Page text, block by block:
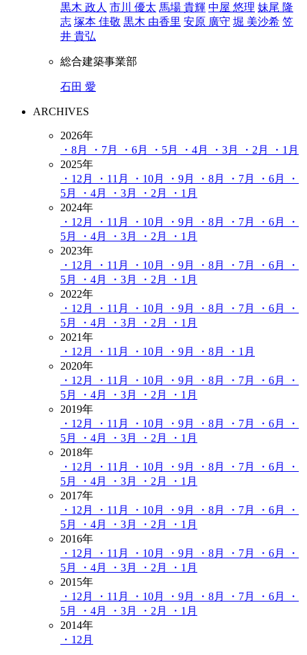
黒木 政人 市川 優太 馬場 貴輝 中屋 悠理 妹尾 隆
志 塚本 佳敬 黒木 由香里 安原 廣守 堀 美沙希 笠
井 貴弘
総合建築事業部
石田 愛
ARCHIVES
2026年
・8月
・7月 ・6月 ・5月 ・4月 ・3月 ・2月
・1月
2025年
・12月
・11月 ・10月 ・9月 ・8月 ・7月 ・6月
・
5月
・4月 ・3月 ・2月
・1月
2024年
・12月
・11月 ・10月 ・9月 ・8月 ・7月 ・6月
・
5月
・4月 ・3月 ・2月
・1月
2023年
・12月
・11月 ・10月 ・9月 ・8月 ・7月 ・6月
・
5月
・4月 ・3月 ・2月
・1月
2022年
・12月
・11月 ・10月 ・9月 ・8月 ・7月 ・6月
・
5月
・4月 ・3月 ・2月
・1月
2021年
・12月
・11月 ・10月 ・9月 ・8月
・1月
2020年
・12月
・11月 ・10月 ・9月 ・8月 ・7月 ・6月
・
5月
・4月 ・3月 ・2月
・1月
2019年
・12月
・11月 ・10月 ・9月 ・8月 ・7月 ・6月
・
5月
・4月 ・3月 ・2月
・1月
2018年
・12月
・11月 ・10月 ・9月 ・8月 ・7月 ・6月
・
5月
・4月 ・3月 ・2月
・1月
2017年
・12月
・11月 ・10月 ・9月 ・8月 ・7月 ・6月
・
5月
・4月 ・3月 ・2月
・1月
2016年
・12月
・11月 ・10月 ・9月 ・8月 ・7月 ・6月
・
5月
・4月 ・3月 ・2月
・1月
2015年
・12月
・11月 ・10月 ・9月 ・8月 ・7月 ・6月
・
5月
・4月 ・3月 ・2月
・1月
2014年
・12月